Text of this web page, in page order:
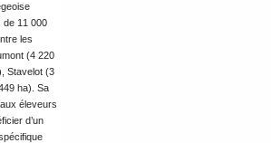
de 11 000
les
(4 220
Stavelot (3
ha). Sa
éleveurs
d’un